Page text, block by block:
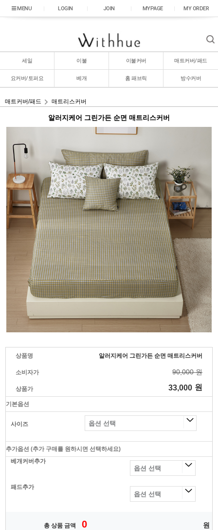
LOGIN JOIN MYPAGE MY ORDER
세일 이불 이불커버 매트커버/패드
요커버/토퍼요 베개 홈 패브릭 방수커버
매트커버/패드 매트리스커버
알러지케어 그린가든 순면 매트리스커버
상품명 알러지케어 그린가든 순면 매트리스커버
소비자가 90,000 원
상품가 33,000 원
기본옵션
사이즈
추가옵션 (추가 구매를 원하시면 선택하세요)
베개커버추가
패드추가
총 상품 금액 0 원